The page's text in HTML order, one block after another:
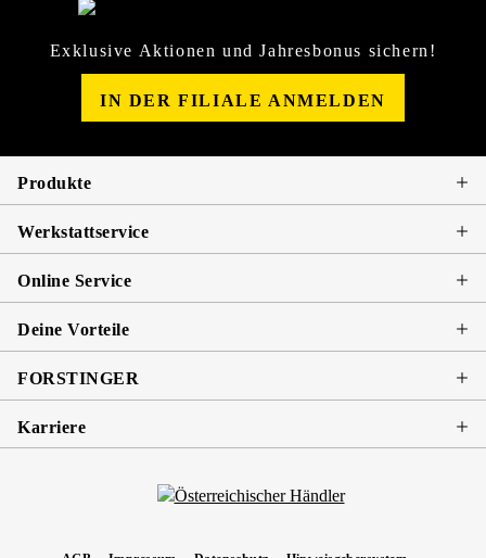
Exklusive Aktionen und Jahresbonus sichern!
IN DER FILIALE ANMELDEN
Produkte
Werkstattservice
Online Service
Deine Vorteile
FORSTINGER
Karriere